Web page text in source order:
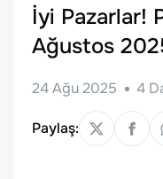
İyi Pazarlar!
Ağustos
24 Ağu 2025 4
Paylaş: